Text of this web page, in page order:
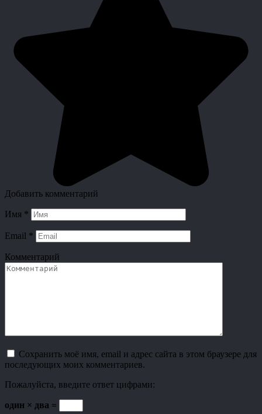
Добавить комментарий
Имя *
Email *
Комментарий
Сохранить моё имя, email и адрес сайта в этом браузере для
последующих моих комментариев.
Пожалуйста, введите ответ цифрами:
один × два =